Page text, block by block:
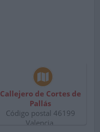
Callejero de Cortes de
Pallás
Código postal 46199
Valencia.